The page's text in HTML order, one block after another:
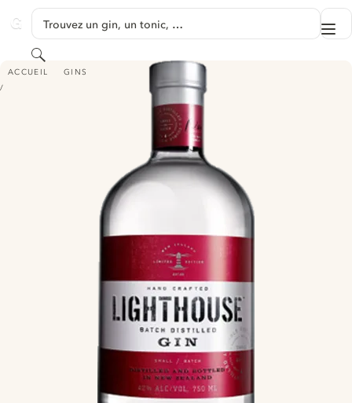
GINVENTORY
Trouvez un gin, un tonic, …
Rechercher
ACCUEIL GINS
LIGHTHOUSE BATCH DISTILLED GIN